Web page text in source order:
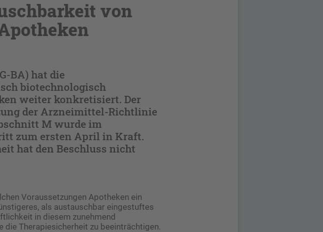
von
BA) hat die
biotechnologisch
weiter konkretisiert. Der
der Arzneimittel-Richtlinie
M wurde im
zum ersten April in Kraft.
hat den Beschluss nicht
Voraussetzungen Apotheken ein
als austauschbar eingestuftes
in diesem zunehmend
die Therapiesicherheit zu beeinträchtigen.